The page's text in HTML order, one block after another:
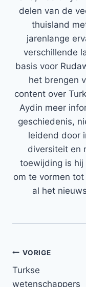
delen van de
thuisland
jarenlange
verschillende
basis voor
het brengen
content over
Aydin meer
geschiedenis,
leidend door
diversiteit en
toewijding is
om te vormen
al het
Bericht
navigatie
VORIGE
Turkse
wetenschappers